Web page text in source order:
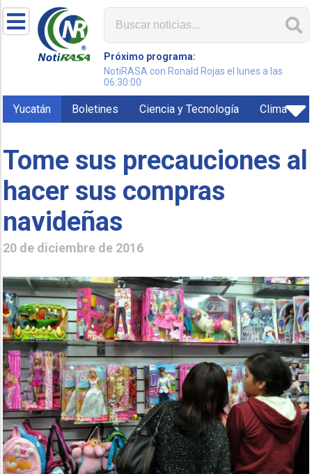
Próximo programa:
NotiRASA con Ronald Rojas el lunes a las
06:30:00
Yucatán Boletines Ciencia y Tecnología Clima
Tome sus precauciones al
hacer sus compras
navideñas
20 de diciembre de 2016